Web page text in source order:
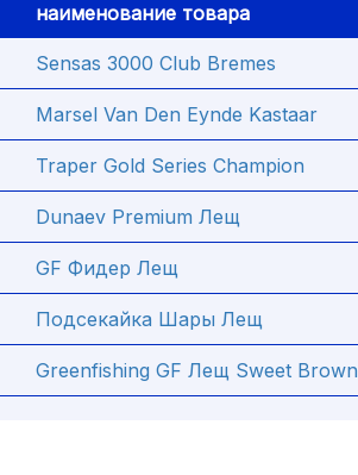
наименование товара
Sensas 3000 Club Bremes
Marsel Van Den Eynde Kastaar
Traper Gold Series Champion
Dunaev Premium Лещ
GF Фидер Лещ
Подсекайка Шары Лещ
Greenfishing GF Лещ Sweet Brown